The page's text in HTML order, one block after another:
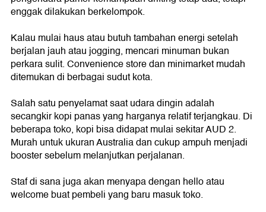
enggak dilakukan berkelompok.
Kalau mulai haus atau butuh tambahan energi setelah
berjalan jauh atau jogging, mencari minuman bukan
perkara sulit. Convenience store dan minimarket mudah
ditemukan di berbagai sudut kota.
Salah satu penyelamat saat udara dingin adalah
secangkir kopi panas yang harganya relatif terjangkau. Di
beberapa toko, kopi bisa didapat mulai sekitar AUD 2.
Murah untuk ukuran Australia dan cukup ampuh menjadi
booster sebelum melanjutkan perjalanan.
Staf di sana juga akan menyapa dengan hello atau
welcome buat pembeli yang baru masuk toko.